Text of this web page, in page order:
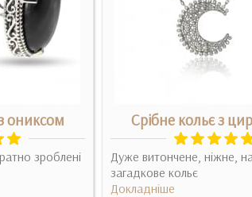
ониксом
зроблені
Срібне кольє з
Дуже витончене, ніжне,
загадкове кольє
Докладніше